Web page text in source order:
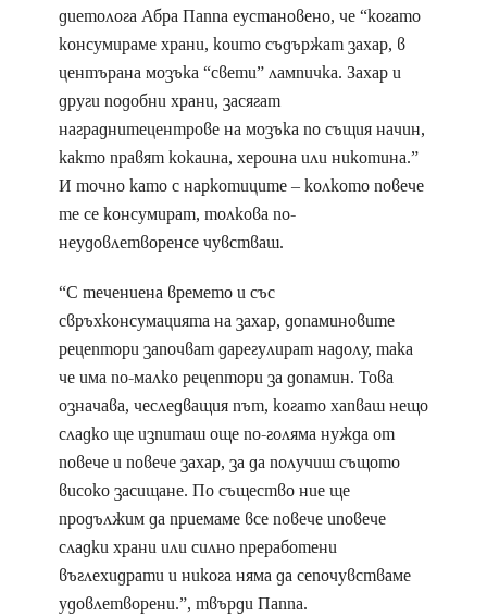
диетолога Абра Паппа еустановено, че “когато
консумираме храни, които съдържат захар, в
центърана мозъка “свети” лампичка. Захар и
други подобни храни, засягат
награднитецентрове на мозъка по същия начин,
както правят кокаина, хероина или никотина.”
И точно като с наркотиците – колкото повече
те се консумират, толкова по-
неудовлетворенсе чувстваш.
“С течениена времето и със
свръхконсумацията на захар, допаминовите
рецептори започват дарегулират надолу, така
че има по-малко рецептори за допамин. Това
означава, чеследващия път, когато хапваш нещо
сладко ще изпиташ още по-голяма нужда от
повече и повече захар, за да получиш същото
високо засищане. По същество ние ще
продължим да приемаме все повече иповече
сладки храни или силно преработени
въглехидрати и никога няма да сепочувстваме
удовлетворени.”, твърди Паппа.